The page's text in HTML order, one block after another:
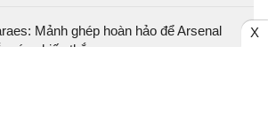
Mảnh ghép hoàn hảo để Arsenal
chiến thắng
X